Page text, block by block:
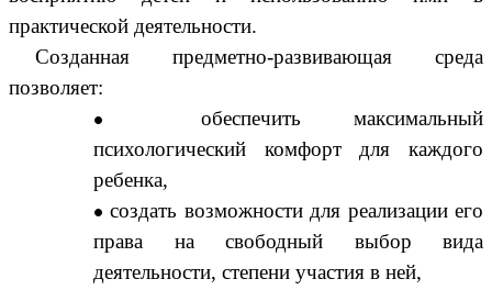
практической деятельности.
Созданная предметно-развивающая среда
позволяет:
обеспечить максимальный
психологический комфорт для каждого
ребенка,
создать возможности для реализации его
права на свободный выбор вида
деятельности, степени участия в ней,